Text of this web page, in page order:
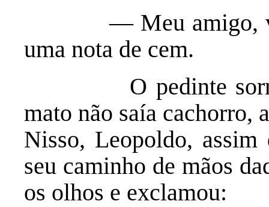
— Meu amigo, vou
uma nota de cem.
O pedinte sorriu
mato não saía cachorro,
Nisso, Leopoldo, assim
seu caminho de mãos
os olhos e exclamou: